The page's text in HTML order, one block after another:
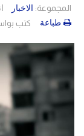
المجموعة: الاخبار
كتب طباعةدولي
حوادث
مساعدات
التنمية الاجتماعية
المنحة القطرية
الاونروا